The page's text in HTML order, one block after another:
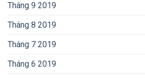
Tháng 9 2019
Tháng 8 2019
Tháng 7 2019
Tháng 6 2019